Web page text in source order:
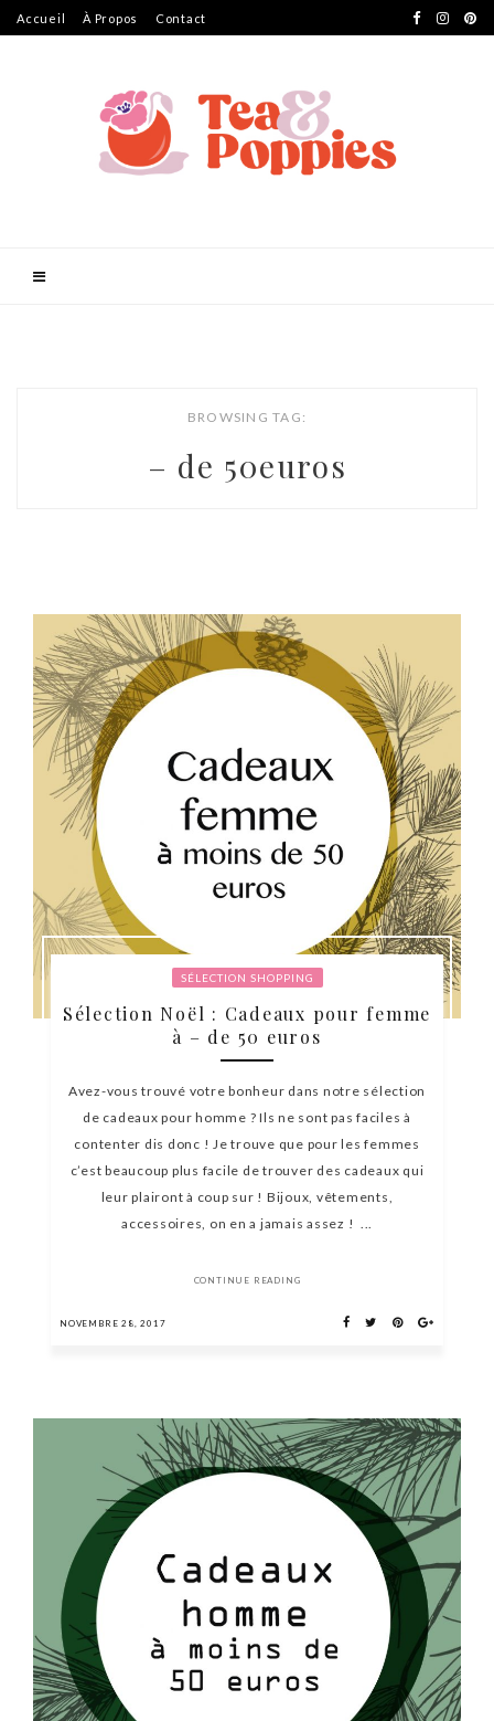
Accueil À Propos Contact
BROWSING TAG:
– de 50euros
SÉLECTION SHOPPING
Sélection Noël : Cadeaux pour femme
à – de 50 euros
Avez-vous trouvé votre bonheur dans notre sélection
de cadeaux pour homme ? Ils ne sont pas faciles à
contenter dis donc ! Je trouve que pour les femmes
c’est beaucoup plus facile de trouver des cadeaux qui
leur plairont à coup sur ! Bijoux, vêtements,
accessoires, on en a jamais assez ! ...
CONTINUE READING
NOVEMBRE 28, 2017